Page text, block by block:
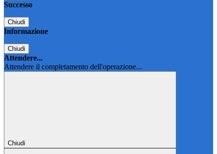
Successo
Chiudi
Informazione
Chiudi
Attendere...
Attendere il completamento dell'operazione...
Chiudi